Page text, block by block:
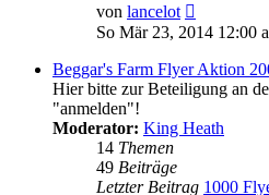
von lancelot
Beitrag
So Mär 23, 2014 12:00
Beggar's Farm Flyer Aktion
Hier bitte zur Beteiligung an
"anmelden"!
Moderator: King Heath
14 Themen
49 Beiträge
Letzter Beitrag 1000